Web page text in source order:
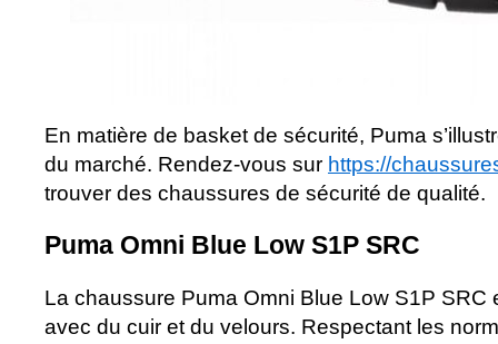
En matière de basket de sécurité, Puma
du marché. Rendez-vous sur https://
trouver des chaussures de sécurité de qualité.
Puma Omni Blue Low S1P SRC
La chaussure Puma Omni Blue Low S1P SRC
avec du cuir et du velours. Respectant les